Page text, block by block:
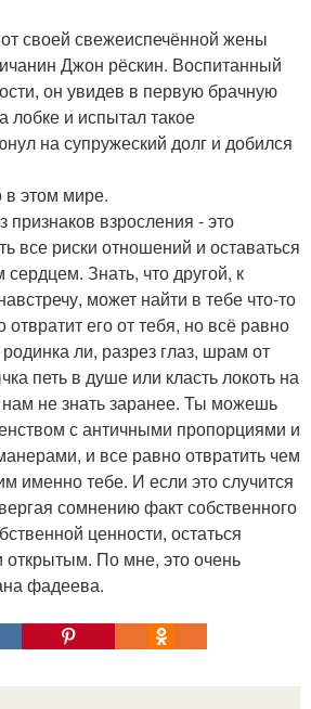
своей свежеиспечённой жены
Джон рёскин. Воспитанный
он увидев в первую брачную
лобке и испытал такое
на супружеский долг и добился
в этом мире.
признаков взросления - это
все риски отношений и оставаться
Знать, что другой, к
может найти в тебе что-то
отвратит его от тебя, но всё равно
родинка ли, разрез глаз, шрам от
петь в душе или класть локоть на
не знать заранее. Ты можешь
с античными пропорциями и
и все равно отвратить чем
именно тебе. И если это случится
сомнению факт собственного
ценности, остаться
По мне, это очень
фадеева.